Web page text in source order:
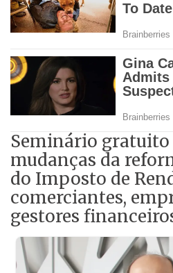
Seminário
mudanças da
do Imposto de
comerciantes,
gestores